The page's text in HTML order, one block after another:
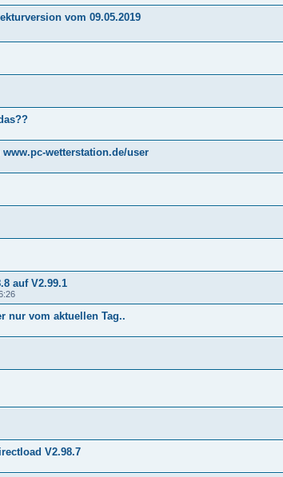
vom 09.05.2019
wetterstation.de/user
auf V2.99.1
nur vom aktuellen Tag..
V2.98.7